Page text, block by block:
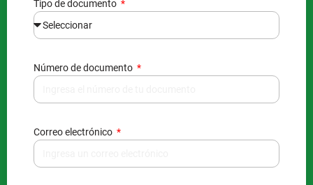
Tipo de documento
Número de documento
Correo electrónico